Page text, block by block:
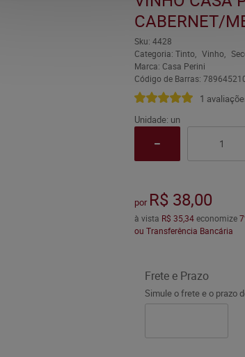
CABERNET/
Sku: 4428
Categoria: Tinto Vinho
Marca: Casa Perini
Código de Barras:
1
Unidade: un
por R$ 38,00
à vista R$ 35,34economize
ou Transferência Bancária
Frete e Prazo
Simule o frete e o prazo